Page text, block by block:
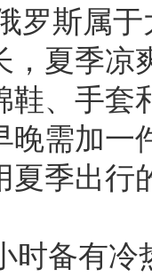
罗斯属
，夏季凉
鞋、手套
晚需加一
夏季出行
备有冷